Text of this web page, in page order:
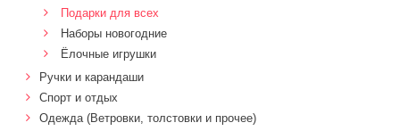
Подарки для всех
Наборы новогодние
Ёлочные игрушки
Ручки и карандаши
Спорт и отдых
Одежда (Ветровки, толстовки и прочее)